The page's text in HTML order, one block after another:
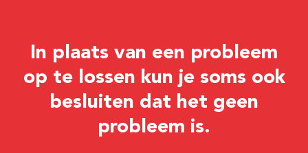
In plaats van een probleem
op te lossen kun je soms ook
besluiten dat het geen
probleem is.